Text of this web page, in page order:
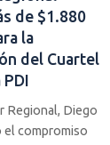
de $1.880
la
del Cuartel
Regional, Diego
el compromiso